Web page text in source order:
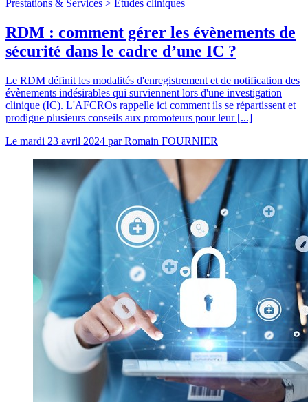
Prestations & Services > Etudes cliniques
RDM : comment gérer les évènements de
sécurité dans le cadre d’une IC ?
Le RDM définit les modalités d'enregistrement et de notification des
évènements indésirables qui surviennent lors d'une investigation
clinique (IC). L'AFCROs rappelle ici comment ils se répartissent et
prodigue plusieurs conseils aux promoteurs pour leur [...]
Le mardi 23 avril 2024 parRomain FOURNIER